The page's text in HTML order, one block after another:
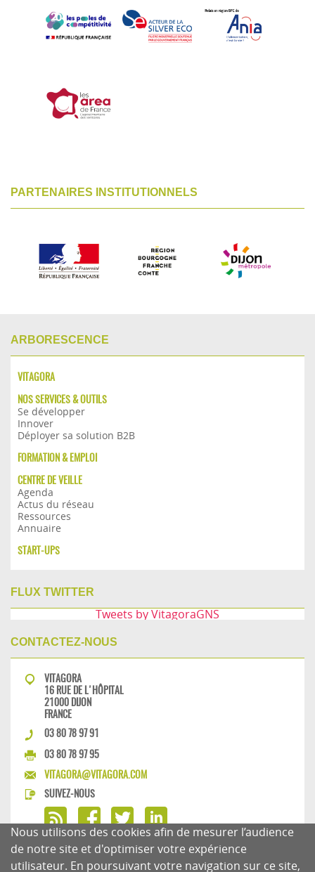
PARTENAIRES INSTITUTIONNELS
ARBORESCENCE
VITAGORA
NOS SERVICES & OUTILS
Se développer
Innover
Déployer sa solution B2B
FORMATION & EMPLOI
CENTRE DE VEILLE
Agenda
Actus du réseau
Ressources
Annuaire
START-UPS
FLUX TWITTER
Tweets by VitagoraGNS
CONTACTEZ-NOUS
VITAGORA
16 RUE DE L'HÔPITAL
21000 DIJON
FRANCE
03 80 78 97 91
03 80 78 97 95
VITAGORA@VITAGORA.COM
SUIVEZ-NOUS
Nous utilisons des cookies afin de mesurer l’audience
de notre site et d'optimiser votre expérience
utilisateur. En poursuivant votre navigation sur ce site,